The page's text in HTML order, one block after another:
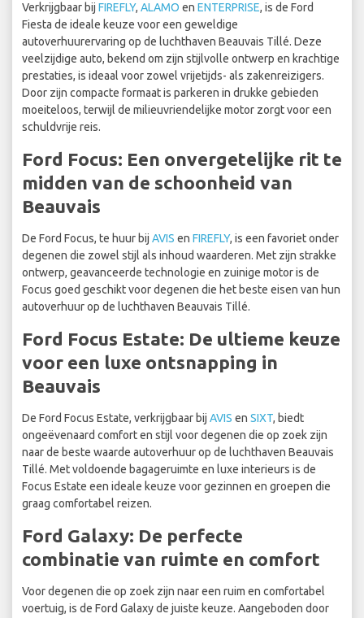
Verkrijgbaar bij FIREFLY, ALAMO en ENTERPRISE, is de Ford
Fiesta de ideale keuze voor een geweldige
autoverhuurervaring op de luchthaven Beauvais Tillé. Deze
veelzijdige auto, bekend om zijn stijlvolle ontwerp en krachtige
prestaties, is ideaal voor zowel vrijetijds- als zakenreizigers.
Door zijn compacte formaat is parkeren in drukke gebieden
moeiteloos, terwijl de milieuvriendelijke motor zorgt voor een
schuldvrije reis.
Ford Focus: Een onvergetelijke rit te
midden van de schoonheid van
Beauvais
De Ford Focus, te huur bij AVIS en FIREFLY, is een favoriet onder
degenen die zowel stijl als inhoud waarderen. Met zijn strakke
ontwerp, geavanceerde technologie en zuinige motor is de
Focus goed geschikt voor degenen die het beste eisen van hun
autoverhuur op de luchthaven Beauvais Tillé.
Ford Focus Estate: De ultieme keuze
voor een luxe ontsnapping in
Beauvais
De Ford Focus Estate, verkrijgbaar bij AVIS en SIXT, biedt
ongeëvenaard comfort en stijl voor degenen die op zoek zijn
naar de beste waarde autoverhuur op de luchthaven Beauvais
Tillé. Met voldoende bagageruimte en luxe interieurs is de
Focus Estate een ideale keuze voor gezinnen en groepen die
graag comfortabel reizen.
Ford Galaxy: De perfecte
combinatie van ruimte en comfort
Voor degenen die op zoek zijn naar een ruim en comfortabel
voertuig, is de Ford Galaxy de juiste keuze. Aangeboden door